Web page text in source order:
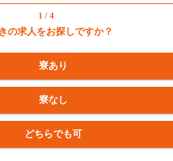
1 / 4
の求人をお探しですか？
寮あり
寮なし
どちらでも可